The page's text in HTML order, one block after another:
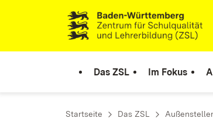
Zum Inhalt springen
Link zur Startseite
Das ZSL Im Fokus
Startseite Das ZSL